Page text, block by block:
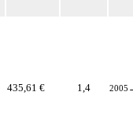
435,61 € 1,4 2005